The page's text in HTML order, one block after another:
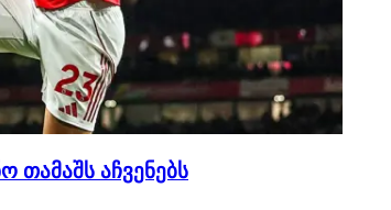
აჩვენებს